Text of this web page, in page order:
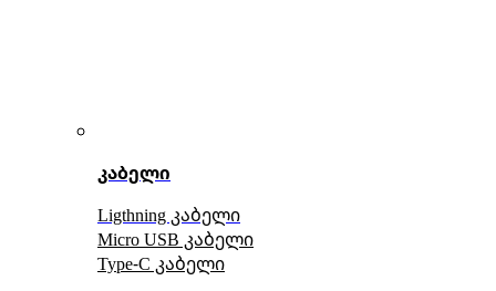
კაბელი
Ligthning კაბელი
Micro USB კაბელი
Type-C კაბელი